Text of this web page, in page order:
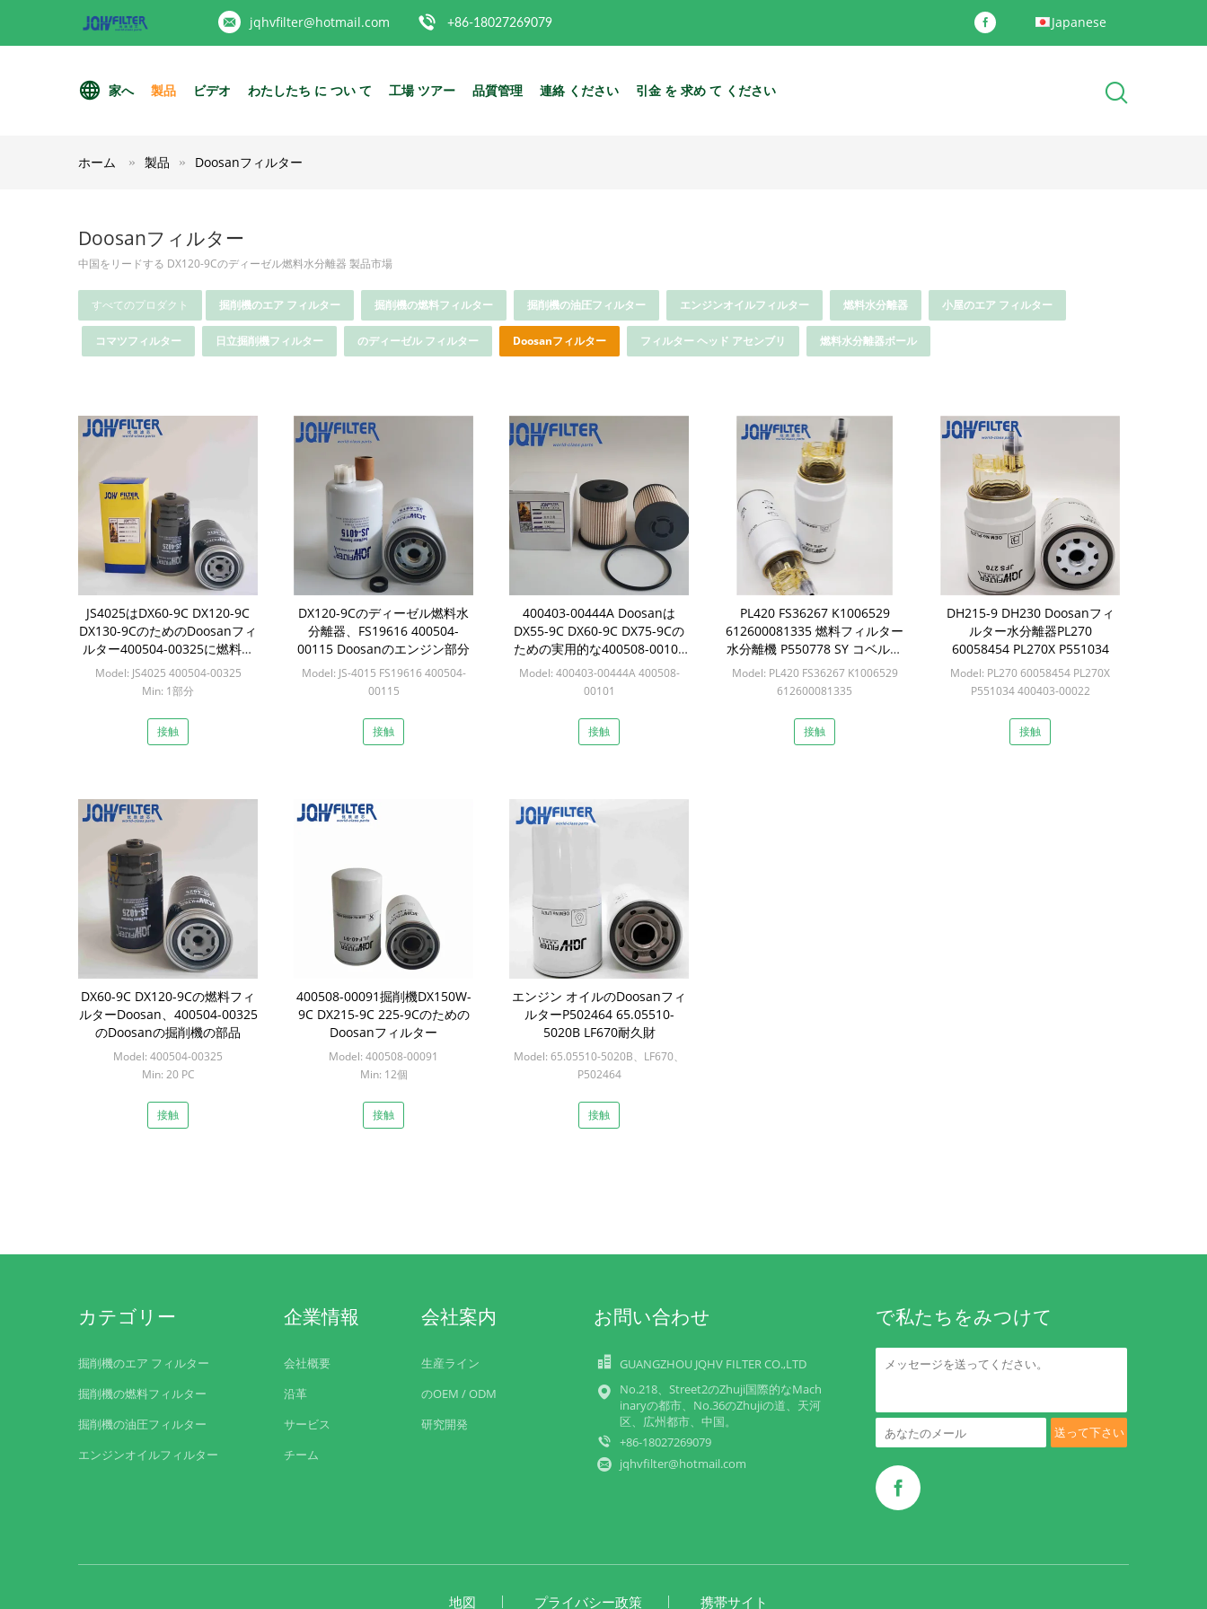
jqhvfilter@hotmail.com +86-18027269079 Japanese
家へ 製品 ビデオ わたしたち に つい て 工場 ツアー 品質管理 連絡 ください 引金 を 求め て ください
ホーム 製品 Doosanフィルター
Doosanフィルター
中国をリードする DX120-9Cのディーゼル燃料水分離器 製品市場
すべてのプロダクト 掘削機のエア フィルター 掘削機の燃料フィルター 掘削機の油圧フィルター エンジンオイルフィルター 燃料水分離器 小屋のエア フィルター
コマツフィルター 日立掘削機フィルター のディーゼル フィルター Doosanフィルター フィルター ヘッド アセンブリ 燃料水分離器ボール
JS4025はDX60-9C DX120-9C
DX130-9CのためのDoosanフィ
ルター400504-00325に燃料を
供給する
Model: JS4025 400504-00325
Min: 1部分
接触
DX120-9Cのディーゼル燃料水
分離器、FS19616 400504-
00115 Doosanのエンジン部分
Model: JS-4015 FS19616 400504-
00115
接触
400403-00444A Doosanは
DX55-9C DX60-9C DX75-9Cの
ための実用的な400508-00101
をろ過する
Model: 400403-00444A 400508-
00101
接触
PL420 FS36267 K1006529
612600081335 燃料フィルター
水分離機 P550778 SY コベルコ
のために
Model: PL420 FS36267 K1006529
612600081335
接触
DH215-9 DH230 Doosanフィ
ルター水分離器PL270
60058454 PL270X P551034
Model: PL270 60058454 PL270X
P551034 400403-00022
接触
DX60-9C DX120-9Cの燃料フィ
ルターDoosan、400504-00325
のDoosanの掘削機の部品
Model: 400504-00325
Min: 20 PC
接触
400508-00091掘削機DX150W-
9C DX215-9C 225-9Cのための
Doosanフィルター
Model: 400508-00091
Min: 12個
接触
エンジン オイルのDoosanフィ
ルターP502464 65.05510-
5020B LF670耐久財
Model: 65.05510-5020B、LF670、
P502464
接触
カテゴリー
掘削機のエア フィルター
掘削機の燃料フィルター
掘削機の油圧フィルター
エンジンオイルフィルター
企業情報
会社概要
沿革
サービス
チーム
会社案内
生産ライン
のOEM / ODM
研究開発
お問い合わせ
GUANGZHOU JQHV FILTER CO.,LTD
No.218、Street2のZhuji国際的なMach
inaryの都市、No.36のZhujiの道、天河
区、広州都市、中国。
+86-18027269079
jqhvfilter@hotmail.com
で私たちをみつけて
送って下さい
地図 プライバシー政策 携帯サイト